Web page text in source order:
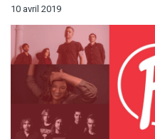
10 avril 2019